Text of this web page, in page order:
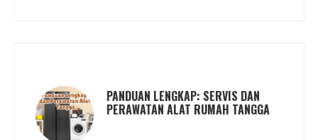
PANDUAN LENGKAP: SERVIS DAN
PERAWATAN ALAT RUMAH TANGGA